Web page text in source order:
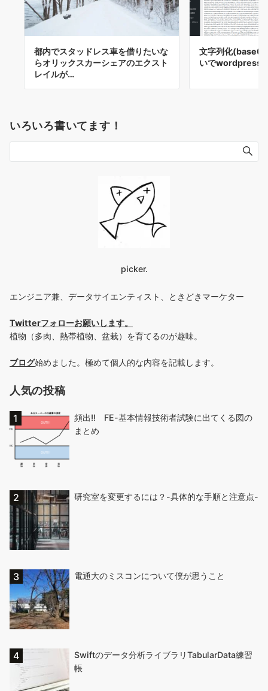
都内でスタッドレス車を借りたいな
らオリックスカーシェアのエクスト
レイルが…
文字列化
いでwordpress
いろいろ書いてます！
picker.
エンジニア兼、データサイエンティスト、ときどきマーケター
Twitterフォローお願いします。
植物（多肉、熱帯植物、盆栽）を育てるのが趣味。
ブログ始めました。極めて個人的な内容を記載します。
人気の投稿
頻出!! FE-基本情報技術者試験に出てくる図の
まとめ
研究室を変更するには？-具体的な手順と注意点-
電通大のミスコンについて僕が思うこと
Swiftのデータ分析ライブラリTabularData練習
帳